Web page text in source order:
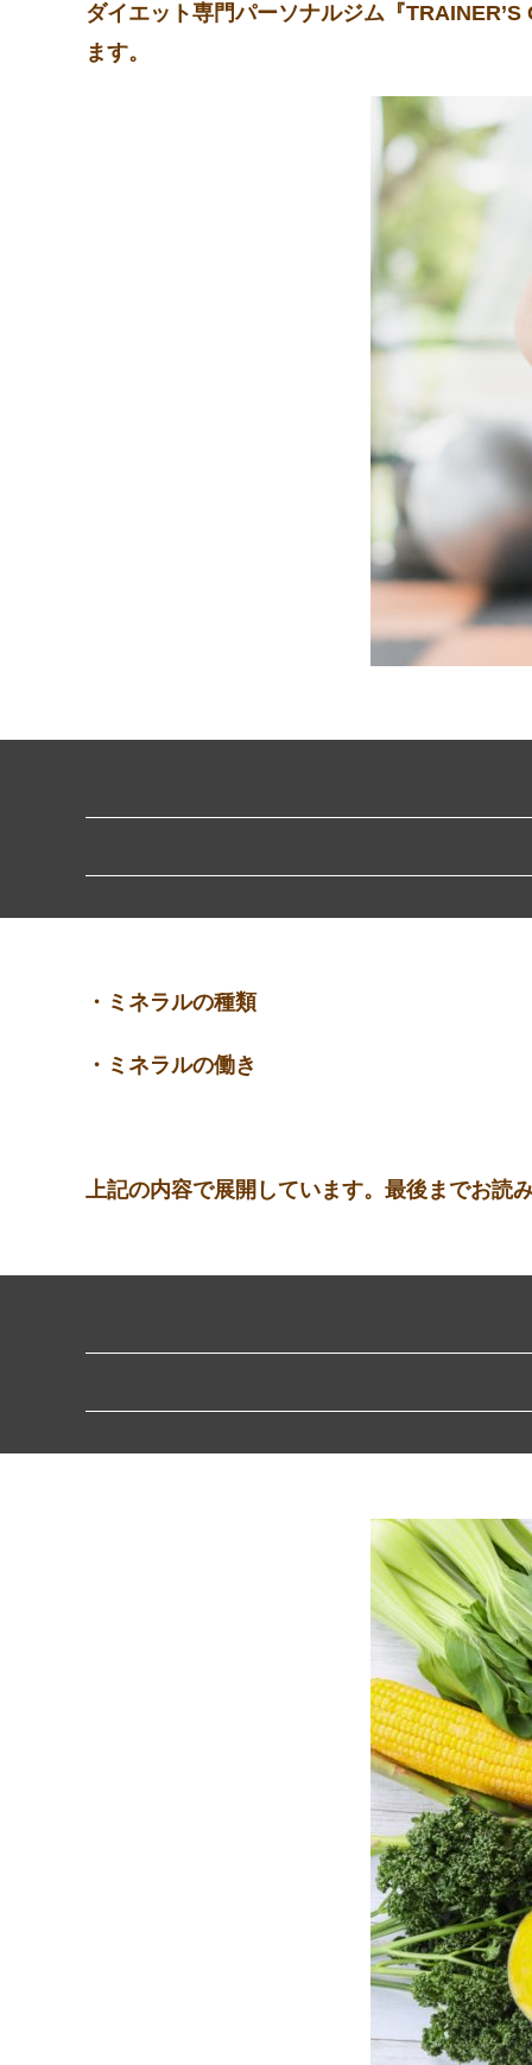
ダイエット専門パーソナルジム『
ます。
・ミネラルの種類
・ミネラルの働き
上記の内容で展開しています。 最後までお読